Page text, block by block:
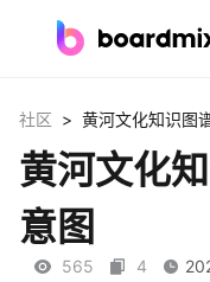
社区资源
会员
社区 > 黄河文化知识图
黄河文化
意图
565 4